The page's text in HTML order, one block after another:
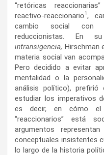
“retóricas
reactivo-reaccionario1 ,
cambio social con
reduccionistas. En
intransigencia, Hirschman
materia social van
Pero decidido a evitar
mentalidad o la
análisis político),
estudiar los imperativos
es decir, en cómo el
“reaccionarios” está
argumentos
conceptuales insistentes
lo largo de la historia